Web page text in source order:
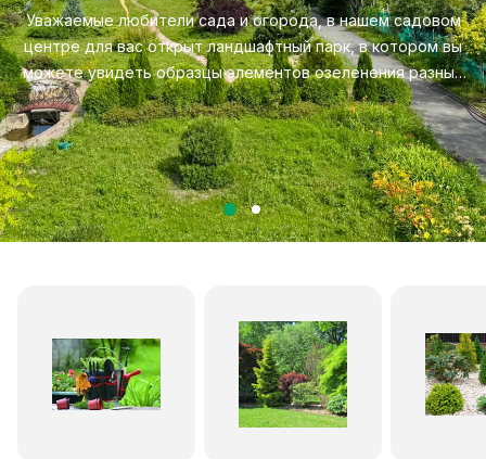
садовом
котором вы
разных
профессионального ландшафтного
ухода за растениями.
Посмотреть услугу